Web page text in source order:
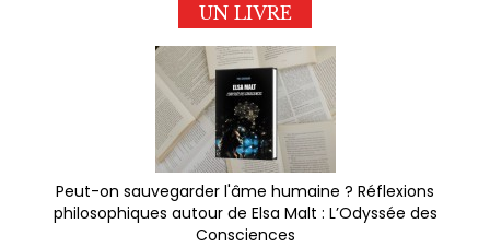
UN LIVRE
Peut-on sauvegarder l'âme humaine ? Réflexions
philosophiques autour de Elsa Malt : L’Odyssée des
Consciences